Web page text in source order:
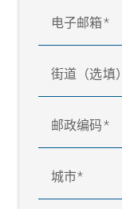
电子邮箱
街道（选填）
邮政编码
城市